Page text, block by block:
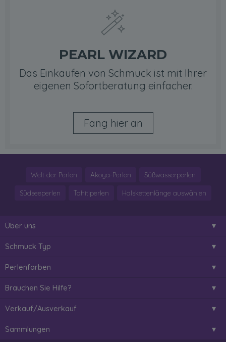
PEARL WIZARD
Das Einkaufen von Schmuck ist mit Ihrer
eigenen Sofortberatung einfacher.
Fang hier an
Welt der Perlen Akoya-Perlen Süßwasserperlen
Südseeperlen Tahitiperlen Halskettenlänge auswählen
Über uns
Schmuck Typ
Perlenfarben
Brauchen Sie Hilfe?
Verkauf/Ausverkauf
Sammlungen